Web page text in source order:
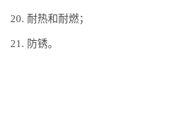
20. 耐热和耐燃；
21. 防锈。